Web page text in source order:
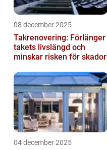
08 december 2025
Takrenovering: Förlänger
takets livslängd och
minskar risken för skador
04 december 2025